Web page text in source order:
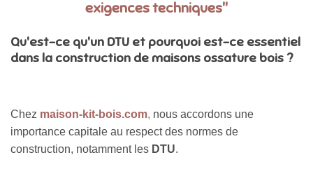
exigences techniques"
Qu'est-ce qu'un DTU et pourquoi est-ce essentiel
dans la construction de maisons ossature bois ?
Chez maison-kit-bois.com, nous accordons une
importance capitale au respect des normes de
construction, notamment les DTU.